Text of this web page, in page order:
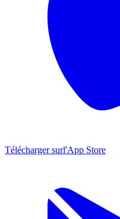
Télécharger surl'App Store